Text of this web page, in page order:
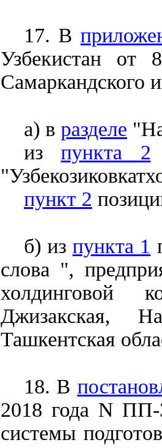
17. В
Узбекистан
Самаркандского
а) в разделе
изпункта 2
пункт 2
б) изпункта 1
слова ",
холдинговой
Джизакская,
Ташкентская
18. В
2018 года N
системы